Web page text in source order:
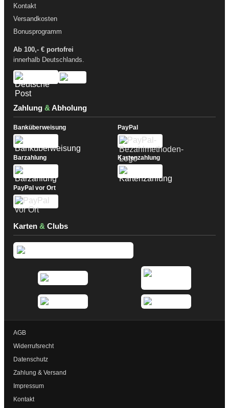
Kontakt
Versandkosten
Bonusprogramm
Ab 100,- € portofrei
innerhalb Deutschlands.
Zahlung &Abholung
Banküberweisung PayPal
Barzahlung Kartenzahlung
PayPal vor Ort
Karten & Clubs
AGB
Widerrufsrecht
Datenschutz
Zahlung & Versand
Impressum
Kontakt